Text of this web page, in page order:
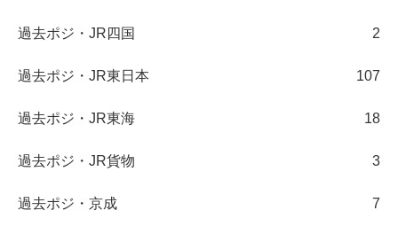
過去ポジ・JR四国 2
過去ポジ・JR東日本 107
過去ポジ・JR東海 18
過去ポジ・JR貨物 3
過去ポジ・京成 7